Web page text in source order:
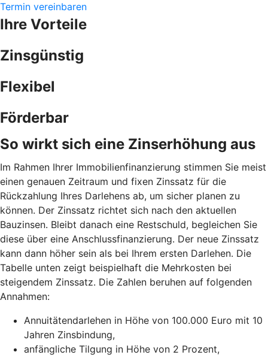
Termin vereinbaren
Ihre Vorteile
Zinsgünstig
Flexibel
Förderbar
So wirkt sich eine Zinserhöhung aus
Im Rahmen Ihrer Immobilienfinanzierung stimmen Sie meist
einen genauen Zeitraum und fixen Zinssatz für die
Rückzahlung Ihres Darlehens ab, um sicher planen zu
können. Der Zinssatz richtet sich nach den aktuellen
Bauzinsen. Bleibt danach eine Restschuld, begleichen Sie
diese über eine Anschlussfinanzierung. Der neue Zinssatz
kann dann höher sein als bei Ihrem ersten Darlehen. Die
Tabelle unten zeigt beispielhaft die Mehrkosten bei
steigendem Zinssatz. Die Zahlen beruhen auf folgenden
Annahmen:
Annuitätendarlehen in Höhe von 100.000 Euro mit 10
Jahren Zinsbindung,
anfängliche Tilgung in Höhe von 2 Prozent,